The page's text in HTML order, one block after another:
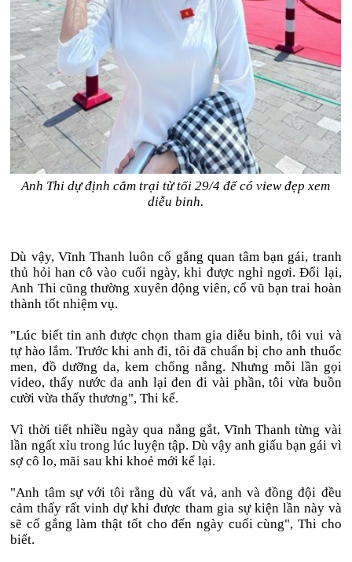
Anh Thi dự định cắm trại từ tối 29/4 để có view đẹp xem
diễu binh.
Dù vậy, Vĩnh Thanh luôn cố gắng quan tâm bạn gái, tranh
thủ hỏi han cô vào cuối ngày, khi được nghỉ ngơi. Đổi lại,
Anh Thi cũng thường xuyên động viên, cổ vũ bạn trai hoàn
thành tốt nhiệm vụ.
"Lúc biết tin anh được chọn tham gia diễu binh, tôi vui và
tự hào lắm. Trước khi anh đi, tôi đã chuẩn bị cho anh thuốc
men, đồ dưỡng da, kem chống nắng. Nhưng mỗi lần gọi
video, thấy nước da anh lại đen đi vài phần, tôi vừa buồn
cười vừa thấy thương", Thi kể.
Vì thời tiết nhiều ngày qua nắng gắt, Vĩnh Thanh từng vài
lần ngất xỉu trong lúc luyện tập. Dù vậy anh giấu bạn gái vì
sợ cô lo, mãi sau khi khoẻ mới kể lại.
"Anh tâm sự với tôi rằng dù vất vả, anh và đồng đội đều
cảm thấy rất vinh dự khi được tham gia sự kiện lần này và
sẽ cố gắng làm thật tốt cho đến ngày cuối cùng", Thi cho
biết.